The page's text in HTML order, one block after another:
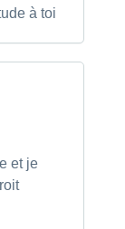
à toi
et je